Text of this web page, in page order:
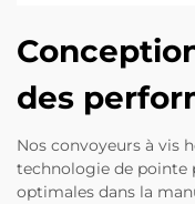
des
Nos convoyeurs à vis
technologie de pointe
optimales dans la